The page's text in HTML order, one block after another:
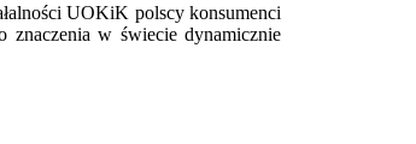
UOKiK polscy konsumenci
znaczenia w świecie dynamicznie